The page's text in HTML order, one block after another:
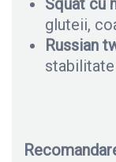
Squat cu
gluteii,
Russian